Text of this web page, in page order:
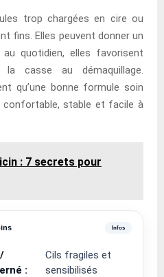
trop chargées en cire ou
fins. Elles peuvent donner un
quotidien, elles favorisent
casse au démaquillage.
qu’une bonne formule soin
stable et facile à
: 7 secrets pour
:
Cils fragiles et
sensibilisés